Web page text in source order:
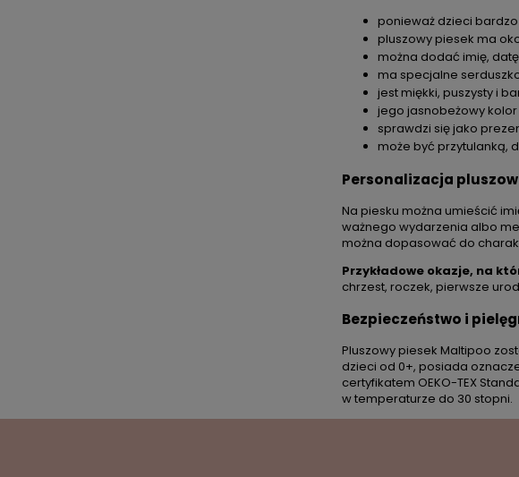
ponieważ dzieci bardzo
pluszowy piesek ma
można dodać imię,
ma specjalne
jest miękki, puszysty i
jego jasnobeżowy
sprawdzi się jako
może być przytulanką,
Personalizacja
Na piesku można umieścić
ważnego wydarzenia albo
można dopasować do
Przykładowe okazje, na
chrzest, roczek, pierwsze
Bezpieczeństwo i
Pluszowy piesek Maltipoo
dzieci od 0+, posiada
certyfikatem OEKO-TEX
w temperaturze do 30 stopni.